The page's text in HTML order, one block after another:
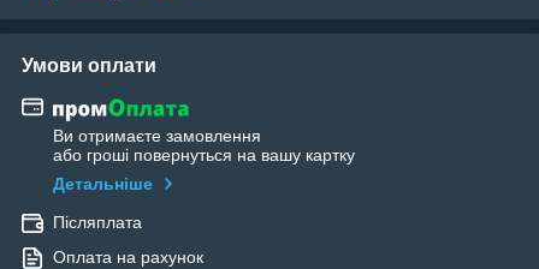
Умови оплати
Ви отримаєте замовлення
або гроші повернуться на вашу картку
Детальніше
Післяплата
Оплата на рахунок